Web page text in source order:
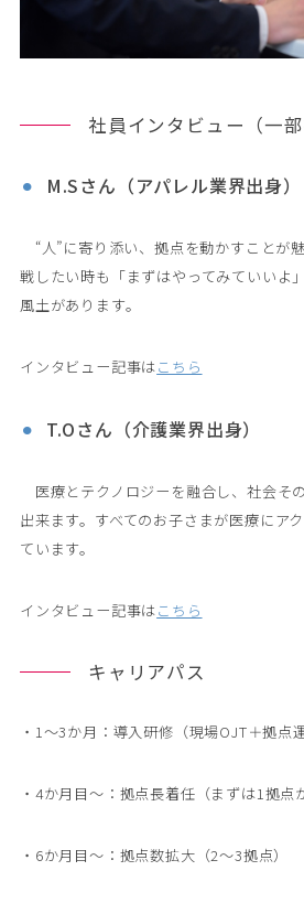
社員インタビュー（一部
M.Sさん（アパレル業界出身）
“人”に寄り添い、拠点を動かすことが
戦したい時も「まずはやってみていいよ
風土があります。
インタビュー記事はこちら
T.Oさん（介護業界出身）
医療とテクノロジーを融合し、社会そ
出来ます。すべてのお子さまが医療にア
ています。
インタビュー記事はこちら
キャリアパス
・1〜3か月：導入研修（現場OJT＋拠点
・4か月目〜：拠点長着任（まずは1拠点
・6か月目～：拠点数拡大（2～3拠点）